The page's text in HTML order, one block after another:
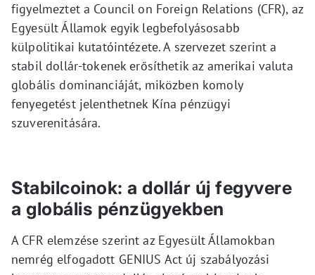
figyelmeztet a Council on Foreign Relations (CFR), az
Egyesült Államok egyik legbefolyásosabb
külpolitikai kutatóintézete. A szervezet szerint a
stabil dollár-tokenek erősíthetik az amerikai valuta
globális dominanciáját, miközben komoly
fenyegetést jelenthetnek Kína pénzügyi
szuverenitására.
Stabilcoinok: a dollár új fegyvere
a globális pénzügyekben
A CFR elemzése szerint az Egyesült Államokban
nemrég elfogadott GENIUS Act új szabályozási